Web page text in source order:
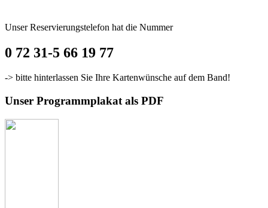
Unser Reservierungstelefon hat die Nummer
0 72 31-5 66 19 77
-> bitte hinterlassen Sie Ihre Kartenwünsche auf dem Band!
Unser Programmplakat als PDF